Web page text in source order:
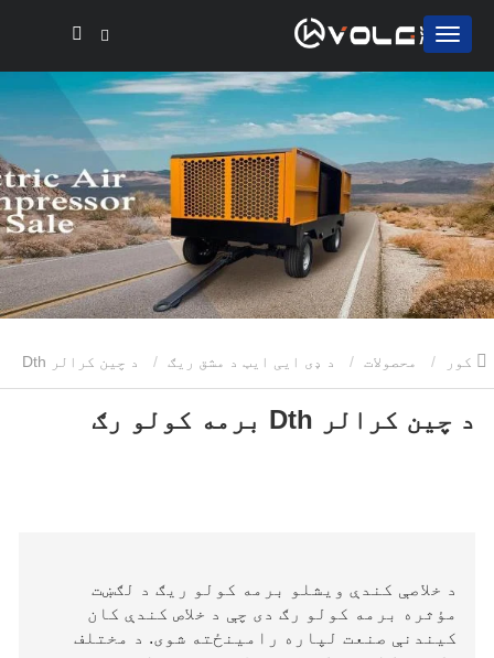
محصولات د ډی ایی ایټ د مشق ریګ د چین کرالر Dth
برمه کولو رګ
د چین کرالر Dth برمه کولو رګ
د خلاصې کندې ویشلو برمه کولو ریګ د لګښت
مؤثره برمه کولو رګ دی چې د خلاص کندې کان
کیندنې صنعت لپاره رامینځته شوی. د مختلف